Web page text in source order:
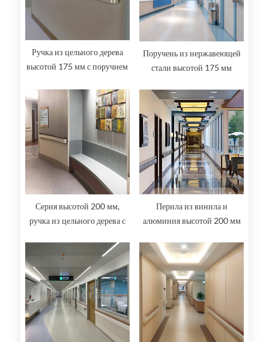
Ручка из цельного дерева
высотой 175 мм с поручнем
Поручень из нержавеющей
стали высотой 175 мм
Серия высотой 200 мм,
ручка из цельного дерева с
Перила из винила и
алюминия высотой 200 мм